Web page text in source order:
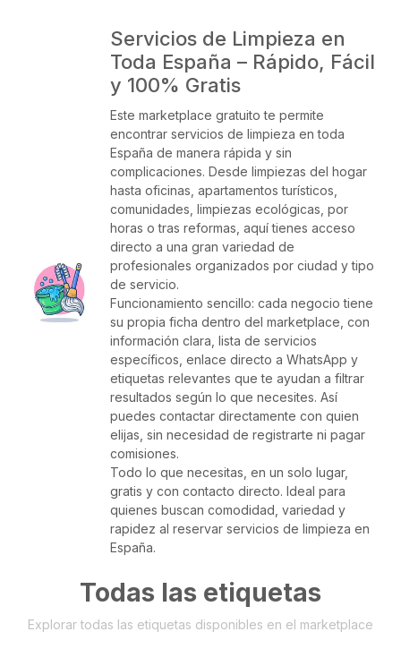
Servicios de Limpieza en
Toda España – Rápido, Fácil
y 100% Gratis
Este marketplace gratuito te permite
encontrar servicios de limpieza en toda
España de manera rápida y sin
complicaciones. Desde limpiezas del hogar
hasta oficinas, apartamentos turísticos,
comunidades, limpiezas ecológicas, por
horas o tras reformas, aquí tienes acceso
directo a una gran variedad de
profesionales organizados por ciudad y tipo
de servicio.
Funcionamiento sencillo: cada negocio tiene
su propia ficha dentro del marketplace, con
información clara, lista de servicios
específicos, enlace directo a WhatsApp y
etiquetas relevantes que te ayudan a filtrar
resultados según lo que necesites. Así
puedes contactar directamente con quien
elijas, sin necesidad de registrarte ni pagar
comisiones.
Todo lo que necesitas, en un solo lugar,
gratis y con contacto directo. Ideal para
quienes buscan comodidad, variedad y
rapidez al reservar servicios de limpieza en
España.
Todas las etiquetas
Explorar todas las etiquetas disponibles en el marketplace